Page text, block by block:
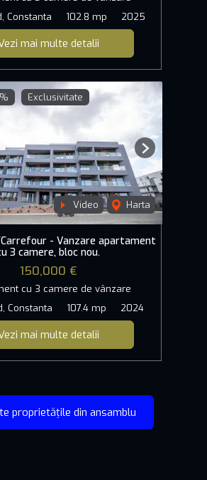
Constanta
102.8 mp 2025
mai multe detalii
Exclusivitate
Video Harta
Next
- Vanzare apartament
3 camere, bloc nou.
150,000 €
cu 3 camere de vânzare
Constanta
107.4 mp 2024
mai multe detalii
proprietățile din ansamblu